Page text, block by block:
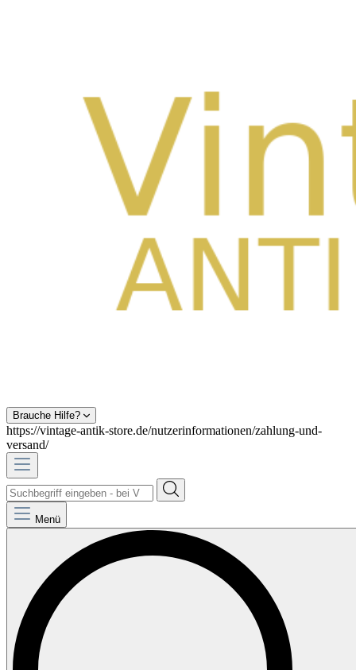
Brauche Hilfe?
https://vintage-antik-store.de/nutzerinformationen/zahlung-und-
versand/
Menü